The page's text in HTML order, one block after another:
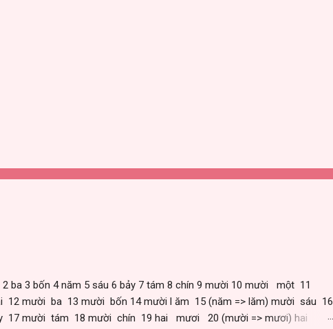
2 ba 3 bốn 4 năm 5 sáu 6 bảy 7 tám 8 chín 9 mười 10 mười một 11
mười ba 13 mười bốn 14 mười l ăm 15 (năm => lăm) mười sáu 16
17 mười tám 18 mười chín 19 hai mươi 20 (mười => mươi) hai